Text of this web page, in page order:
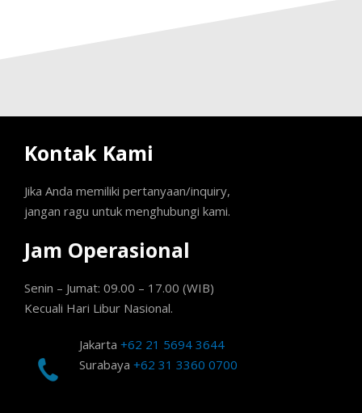
Kontak Kami
Jika Anda memiliki pertanyaan/inquiry,
jangan ragu untuk menghubungi kami.
Jam Operasional
Senin – Jumat: 09.00 – 17.00 (WIB)
Kecuali Hari Libur Nasional.
Jakarta +62 21 5694 3644
Surabaya +62 31 3360 0700